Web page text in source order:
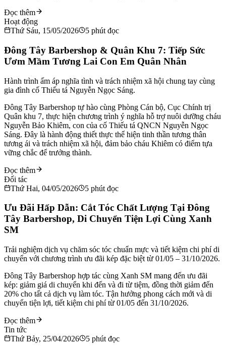
Đọc thêm
Hoạt động
Thứ Sáu, 15/05/2026
5 phút đọc
Đông Tây Barbershop & Quân Khu 7: Tiếp Sức
Ươm Mầm Tương Lai Con Em Quân Nhân
Hành trình ấm áp nghĩa tình và trách nhiệm xã hội chung tay cùng
gia đình cố Thiếu tá Nguyễn Ngọc Sáng.
Đông Tây Barbershop tự hào cùng Phòng Cán bộ, Cục Chính trị
Quân khu 7, thực hiện chương trình ý nghĩa hỗ trợ nuôi dưỡng cháu
Nguyễn Bảo Khiêm, con của cố Thiếu tá QNCN Nguyễn Ngọc
Sáng. Đây là hành động thiết thực thể hiện tinh thần tương thân
tương ái và trách nhiệm xã hội, đảm bảo cháu Khiêm có điểm tựa
vững chắc để trưởng thành.
Đọc thêm
Đối tác
Thứ Hai, 04/05/2026
5 phút đọc
Ưu Đãi Hấp Dẫn: Cắt Tóc Chất Lượng Tại Đông
Tây Barbershop, Di Chuyển Tiện Lợi Cùng Xanh
SM
Trải nghiệm dịch vụ chăm sóc tóc chuẩn mực và tiết kiệm chi phí di
chuyển với chương trình ưu đãi kép đặc biệt từ 01/05 – 31/10/2026.
Đông Tây Barbershop hợp tác cùng Xanh SM mang đến ưu đãi
kép: giảm giá di chuyển khi đến và đi từ tiệm, đồng thời giảm đến
20% cho tất cả dịch vụ làm tóc. Tận hưởng phong cách mới và di
chuyển tiện lợi, tiết kiệm chi phí từ 01/05 đến 31/10/2026.
Đọc thêm
Tin tức
Thứ Bảy, 25/04/2026
5 phút đọc